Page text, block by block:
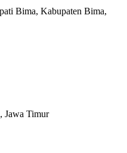
Bima, Kabupaten Bima,
Jawa Timur